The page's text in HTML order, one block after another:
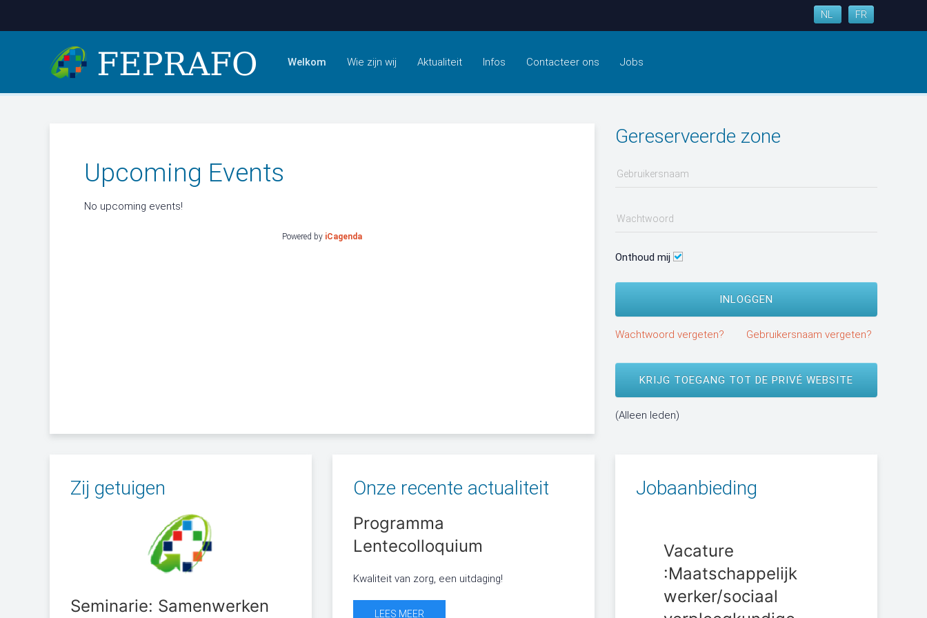
NL FR
Welkom Wie zijn wij Aktualiteit Infos Contacteer ons Jobs
Upcoming Events
No upcoming events!
Powered by iCagenda
Gereserveerde zone
Onthoud mij
INLOGGEN
Wachtwoord vergeten? Gebruikersnaam vergeten?
KRIJG TOEGANG TOT DE PRIVÉ WEBSITE
(Alleen leden)
Zij getuigen
Seminarie: Samenwerken
Forfaitair
Dr Bram Spinnewijn
Onze recente actualiteit
Programma
Lentecolloquium
Kwaliteit van zorg, een uitdaging!
LEES MEER
bij een vluchteling? - Peux-
je facturer le DMG chez un
réfugié?
Jobaanbieding
Vacature
:Maatschappelijk
werker/sociaal